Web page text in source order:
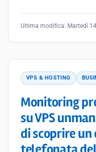
Ultima modifica: Martedì
VPS & HOSTING
Monitoring
su VPS
di scoprire